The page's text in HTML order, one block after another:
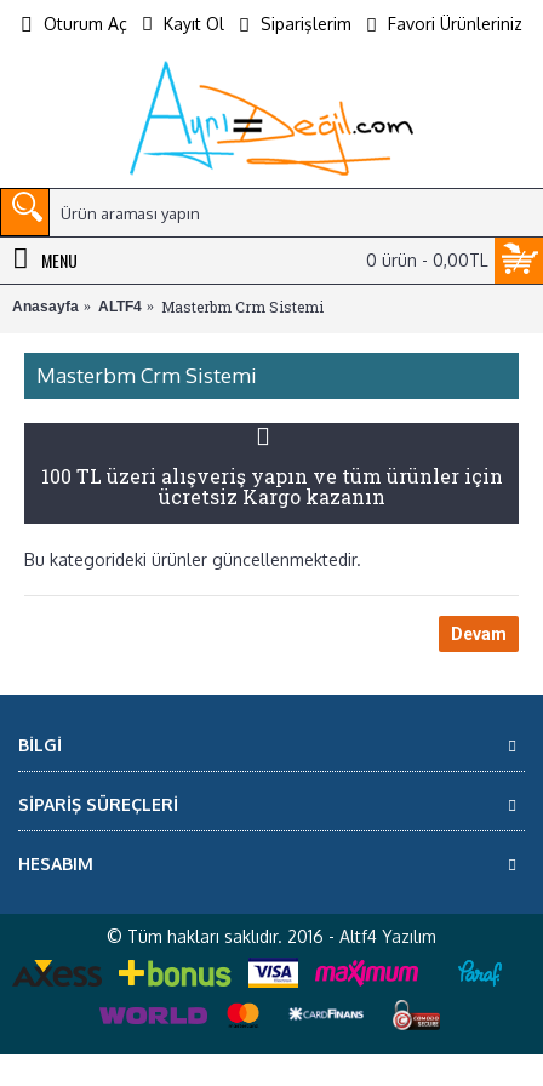
Oturum Aç Kayıt Ol Siparişlerim Favori Ürünleriniz
0 ürün - 0,00TL
MENU
Anasayfa ALTF4 Masterbm Crm Sistemi
Masterbm Crm Sistemi
100 TL üzeri alışveriş yapın ve tüm ürünler için
ücretsiz Kargo kazanın
Bu kategorideki ürünler güncellenmektedir.
Devam
BILGI
SİPARİŞ SÜREÇLERİ
HESABIM
© Tüm hakları saklıdır. 2016 - Altf4 Yazılım